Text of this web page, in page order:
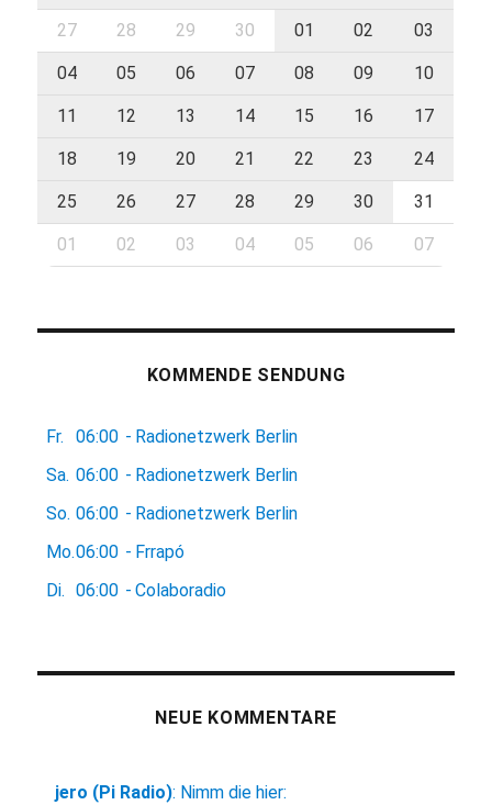
27 28 29 30 01 02 03
04 05 06 07 08 09 10
11 12 13 14 15 16 17
18 19 20 21 22 23 24
25 26 27 28 29 30 31
01 02 03 04 05 06 07
KOMMENDE SENDUNG
Fr. 06:00 - Radionetzwerk Berlin
Sa. 06:00 - Radionetzwerk Berlin
So. 06:00 - Radionetzwerk Berlin
Mo.06:00 - Frrapó
Di.
06:00 - Colaboradio
NEUE KOMMENTARE
jero (Pi Radio): Nimm die hier: